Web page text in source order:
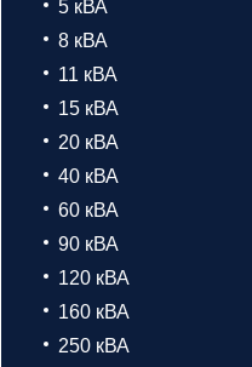
5 кВА
8 кВА
11 кВА
15 кВА
20 кВА
40 кВА
60 кВА
90 кВА
120 кВА
160 кВА
250 кВА